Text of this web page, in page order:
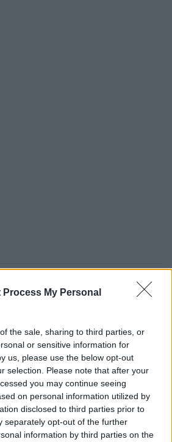
Process My Personal
the sale, sharing to third parties, or
or sensitive information for
us, please use the below opt-out
selection. Please note that after your
you may continue seeing
on personal information utilized by
disclosed to third parties prior to
separately opt-out of the further
information by third parties on the
στο Google News και μάθετε
από την Ελλάδα και τον κόσμο.